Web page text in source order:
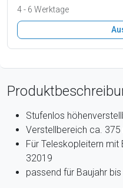
4 - 6 Werktage
Stufenlos
Verstellbereich ca. 375
Für Teleskopleitern mit
32019
passend für Baujahr